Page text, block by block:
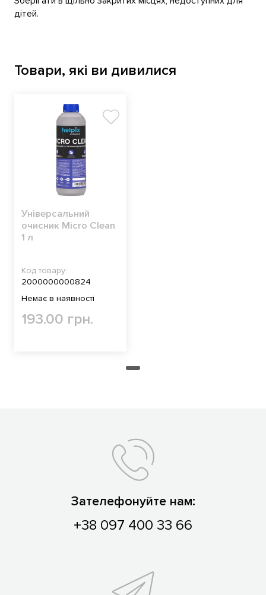
дітей.
Товари, які ви дивилися
Універсальний
очисник Micro Clean
1 л
Код товару:
2000000000824
Немає в наявності
193.00 грн.
Зателефонуйте нам:
+38 097 400 33 66